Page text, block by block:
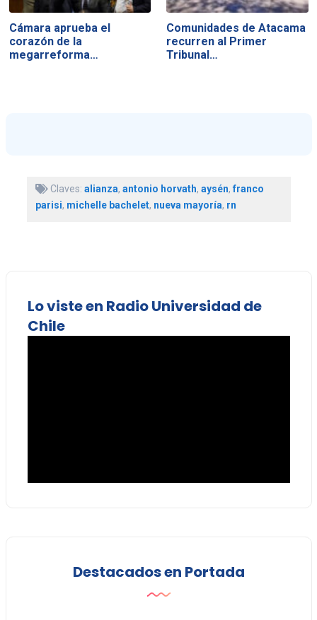
Cámara aprueba el
corazón de la
megarreforma…
Comunidades de Atacama
recurren al Primer
Tribunal…
Claves: alianza, antonio horvath, aysén,franco
parisi, michelle bachelet, nueva mayoría, rn
Lo viste en Radio Universidad de
Chile
Destacados en Portada